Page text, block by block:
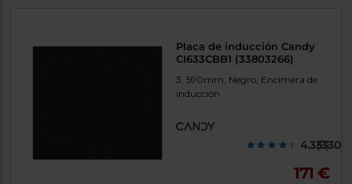
Placa de inducción Candy
CI633CBB1 (33803266)
3, 590mm, Negro, Encimera de
inducción
(9)
171 €